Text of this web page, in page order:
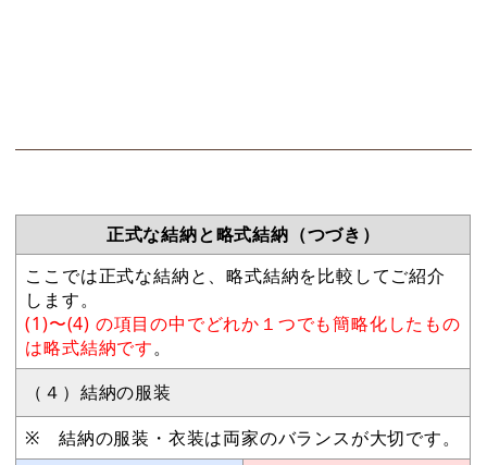
正式な結納と略式結納（つづき）
ここでは正式な結納と、略式結納を比較してご紹介
します。
(1)〜(4) の項目の中でどれか１つでも簡略化したもの
は略式結納です。
（４）結納の服装
※ 結納の服装・衣装は両家のバランスが大切です。